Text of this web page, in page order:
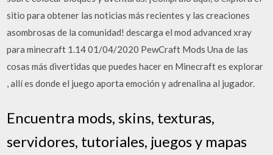
sitio para obtener las noticias más recientes y las creaciones
asombrosas de la comunidad! descarga el mod advanced xray
para minecraft 1.14 01/04/2020 PewCraft Mods Una de las
cosas más divertidas que puedes hacer en Minecraft es explorar
, allí es donde el juego aporta emoción y adrenalina al jugador.
Encuentra mods, skins, texturas,
servidores, tutoriales, juegos y mapas